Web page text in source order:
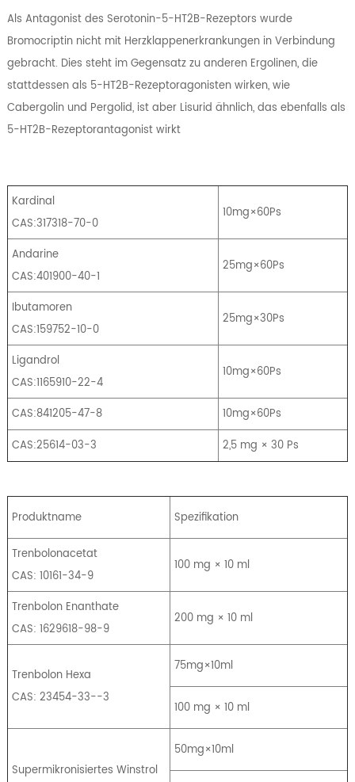
Als Antagonist des Serotonin-5-HT2B-Rezeptors wurde
Bromocriptin nicht mit Herzklappenerkrankungen in Verbindung
gebracht. Dies steht im Gegensatz zu anderen Ergolinen, die
stattdessen als 5-HT2B-Rezeptoragonisten wirken, wie
Cabergolin und Pergolid, ist aber Lisurid ähnlich, das ebenfalls als
5-HT2B-Rezeptorantagonist wirkt
Kardinal
CAS:317318-70-0
10mg×60Ps
Andarine
CAS:401900-40-1
25mg×60Ps
Ibutamoren
CAS:159752-10-0
25mg×30Ps
Ligandrol
CAS:1165910-22-4
10mg×60Ps
CAS:841205-47-8
10mg×60Ps
CAS:25614-03-3
2,5 mg × 30 Ps
Produktname Spezifikation
Trenbolonacetat
CAS: 10161-34-9
100 mg × 10 ml
Trenbolon Enanthate
CAS: 1629618-98-9
200 mg × 10 ml
Trenbolon Hexa
CAS: 23454-33--3
75mg×10ml
100 mg × 10 ml
Supermikronisiertes Winstrol
50mg×10ml